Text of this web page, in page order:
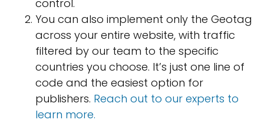
control.
You can also implement only the Geotag
across your entire website, with traffic
filtered by our team to the specific
countries you choose. It’s just one line of
code and the easiest option for
publishers. Reach out to our experts to
learn more.